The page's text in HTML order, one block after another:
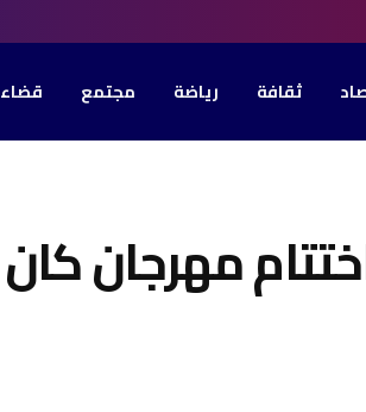
ثقافة رياضة مجتمع قضاء
مهرجان كان